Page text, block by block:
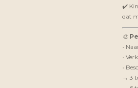
✔️
dat
🎨
•
•
•
→ 3